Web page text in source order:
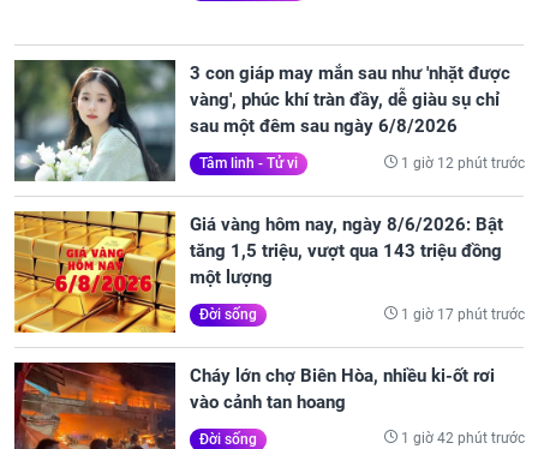
3 con giáp may mắn sau như 'nhặt được
vàng', phúc khí tràn đầy, dễ giàu sụ chỉ
sau một đêm sau ngày 6/8/2026
Tâm linh - Tử vi 1 giờ 12 phút trước
Giá vàng hôm nay, ngày 8/6/2026: Bật
tăng 1,5 triệu, vượt qua 143 triệu đồng
một lượng
Đời sống 1 giờ 17 phút trước
Cháy lớn chợ Biên Hòa, nhiều ki-ốt rơi
vào cảnh tan hoang
Đời sống 1 giờ 42 phút trước